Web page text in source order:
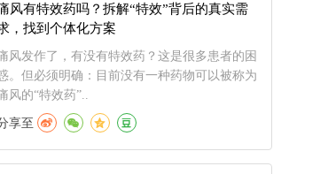
风有特效药吗？拆解“特效”背后的真实需
，找到个体化方案
风发作了，有没有特效药？这是很多患者的困
。但必须明确：目前没有一种药物可以被称为
风的“特效药”..
享至